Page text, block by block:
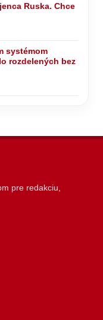
Ruska. Chce
systémom
rozdelených bez
pre redakciu,